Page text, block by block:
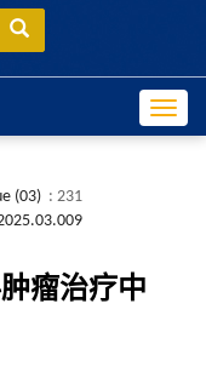
(03) : 231
瘤治疗中